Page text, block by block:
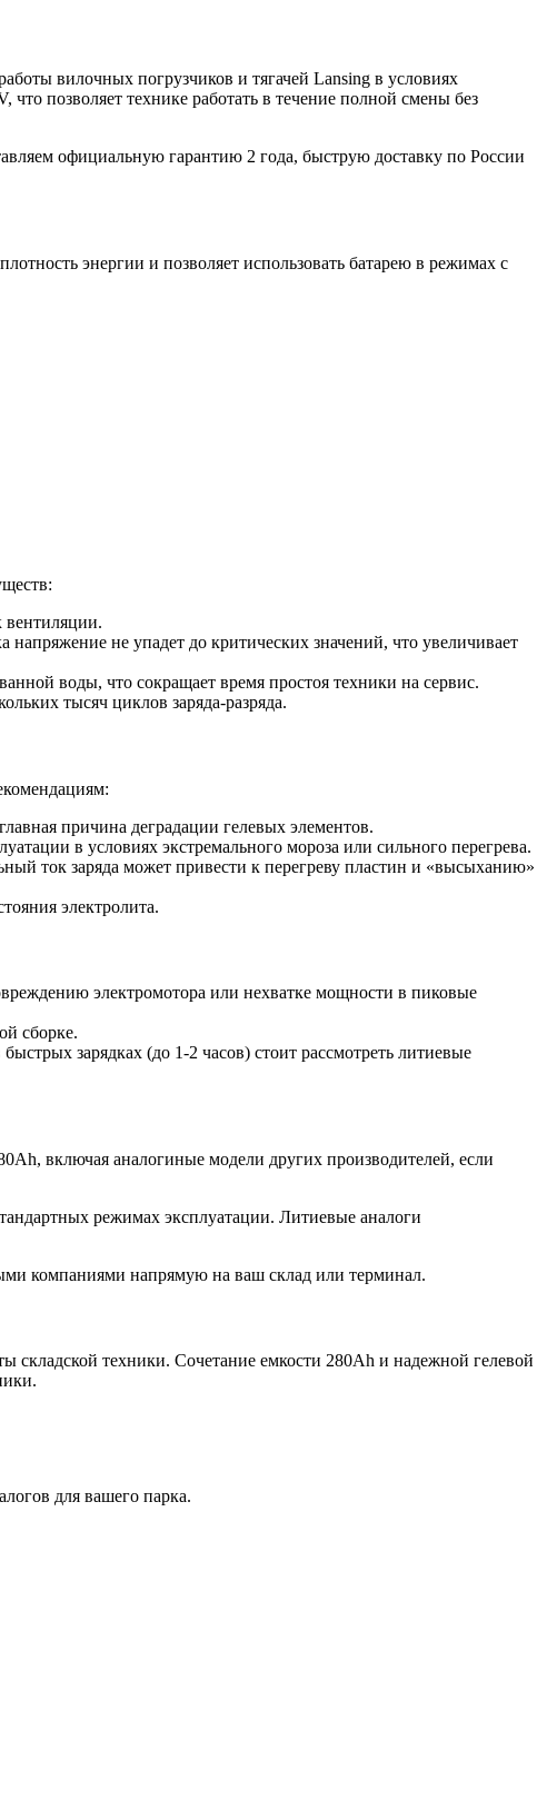
вилочных погрузчиков и тягачей Lansing в условиях
позволяет технике работать в течение полной смены без
официальную гарантию 2 года, быструю доставку по России
энергии и позволяет использовать батарею в режимах с
вентиляции.
напряжение не упадет до критических значений, что увеличивает
воды, что сокращает время простоя техники на сервис.
тысяч циклов заряда-разряда.
причина деградации гелевых элементов.
в условиях экстремального мороза или сильного перегрева.
ток заряда может привести к перегреву пластин и «высыханию»
электролита.
электромотора или нехватке мощности в пиковые
сборке.
зарядках (до 1-2 часов) стоит рассмотреть литиевые
включая аналогиные модели других производителей, если
режимах эксплуатации. Литиевые аналоги
компаниями напрямую на ваш склад или терминал.
складской техники. Сочетание емкости 280Ah и надежной гелевой
для вашего парка.